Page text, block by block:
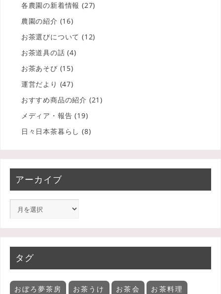
各農園の新着情報 (27)
農園の紹介 (16)
お茶選びについて (12)
お茶道具の話 (4)
お茶あそび (15)
運営だより (47)
おすすめ商品の紹介 (21)
メディア・報告 (19)
日々日本茶暮らし (8)
アーカイブ
タグ
おぼろ夢茶房 お茶うけ お茶会 お茶料理